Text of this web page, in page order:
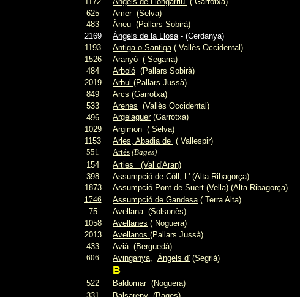
625
Amer(Selva)
483
Àneu (Pallars Sobirà)
2169
Àngels de la Llosa- (Cerdanya)
1193
Antiga o Santiga( Vallès Occidental)
1526
Aranyó ( Segarra)
484
Arboló (Pallars Sobirà)
2019
Arbul (Pallars Jussà)
849
Arcs (Garrotxa)
533
Arenes (Vallès Occidental)
496
Argelaguer(Garrotxa)
1029
Argimon ( Selva)
1153
Arles, Abadia de ( Vallespir)
551
Artés (Bages)
154
Arties
(Val d'Aran)
398
Assumpció de Cóll, L' (Alta Ribagorça)
1873
Assumpció Pont de Suert (Vella) (Alta Ribagorça)
1746
Assumpció de Gandesa ( Terra Alta)
75
Avellana (Solsonès)
1058
Avellanes ( Noguera)
2013
Avellanos (Pallars Jussà)
433
Avià (Berguedà)
606
Avinganya, Àngels d' (Segrià)
B
522 Baldomar(Noguera)